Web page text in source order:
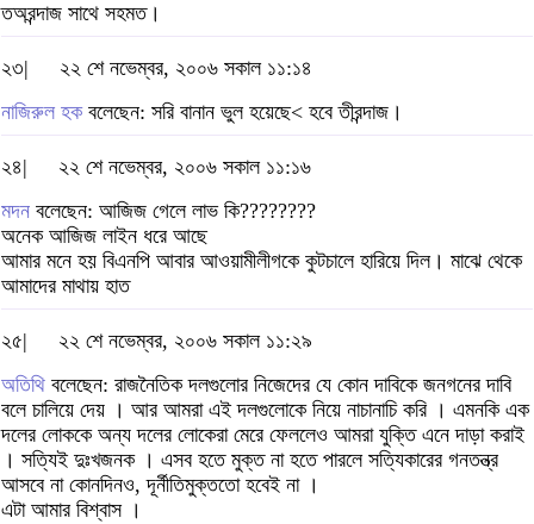
তঅরন্দাজ সাথে সহমত।
২৩|
২২ শে নভেম্বর, ২০০৬ সকাল ১১:১৪
নাজিরুল হকবলেছেন: সরি বানান ভুল হয়েছে< হবে তীরন্দাজ।
২৪|
২২ শে নভেম্বর, ২০০৬ সকাল ১১:১৬
মদন বলেছেন: আজিজ গেলে লাভ কি????????
অনেক আজিজ লাইন ধরে আছে
আমার মনে হয় বিএনপি আবার আওয়ামীলীগকে কুটচালে হারিয়ে দিল। মাঝে থেকে
আমাদের মাথায় হাত
২৫|
২২ শে নভেম্বর, ২০০৬ সকাল ১১:২৯
অতিথি বলেছেন: রাজনৈতিক দলগুলোর নিজেদের যে কোন দাবিকে জনগনের দাবি
বলে চালিয়ে দেয় । আর আমরা এই দলগুলোকে নিয়ে নাচানাচি করি । এমনকি এক
দলের লোককে অন্য দলের লোকেরা মেরে ফেললেও আমরা যুক্তি এনে দাড়া করাই
। সত্যিই দুঃখজনক । এসব হতে মুক্ত না হতে পারলে সত্যিকারের গনতন্ত্র
আসবে না কোনদিনও, দূর্নীতিমুক্ততো হবেই না ।
এটা আমার বিশ্বাস ।